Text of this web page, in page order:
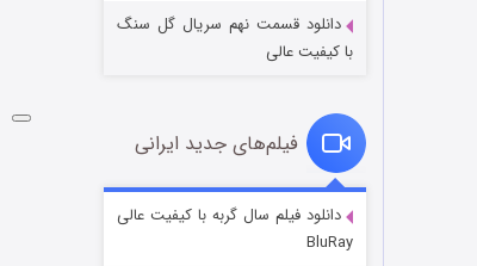
فروشگاهی برای قاتلان فصل ۲
قسمت
دانلود قسمت نهم سریال گل سنگ
با کیفیت عالی
فیلم‌های جدید ایرانی
دانلود فیلم سال گربه با کیفیت عالی
BluRay